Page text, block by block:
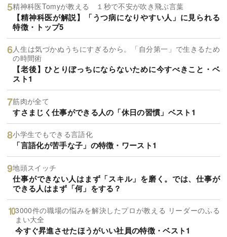
精神科医Tomyが教える １秒で不安が吹き飛ぶ言葉
【精神科医が解説】「うつ病になりやすい人」に見られる
特徴・トップ5
人生は気づかぬうちにすぎるから。「自分第一」で生きるため
の時間術
【老後】ひとりぼっちにならないために今すべきこと・ベ
スト1
筋肉が全て
すさまじく仕事ができる人の「休日の習慣」ベスト1
小学生でもできる言語化
「言語化が苦手な子」の特徴・ワースト1
地頭スイッチ
仕事ができない人はまず「スキル」を磨く。では、仕事が
できる人はまず「何」をする？
3000件の職場の悩みを解決したプロが教える リーダーのふる
まい大全
今すぐ昇進させたほうがいい社員の特徴・ベスト1